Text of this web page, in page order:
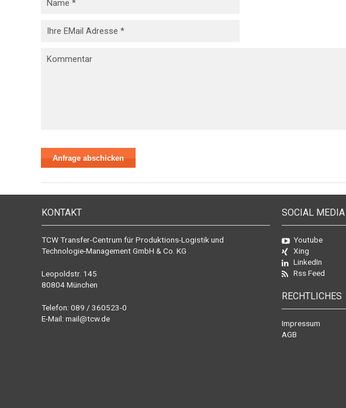
KONTAKT
TCW Transfer-Centrum für Produktions-Logistik und
Technologie-Management GmbH & Co. KG
Leopoldstr. 145
80804 München
Telefon: 089 / 360523-0
E-Mail: mail@tcw.de
SOCIAL MEDIA
Youtube
Xing
LinkedIn
Rss Feed
RECHTLICHES
Impressum
AGB